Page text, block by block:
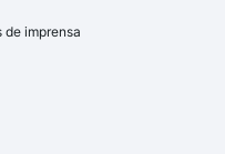
imprensa